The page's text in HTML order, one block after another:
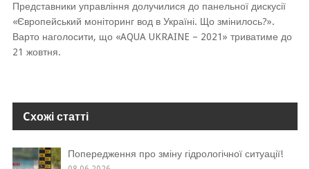
Представники управління долучилися до панельної дискусії
«Європейський моніторинг вод в Україні. Що змінилось?».
Варто наголосити, що «AQUA UKRAINE – 2021» триватиме до
21 жовтня.
Cхожі статті
Попередження про зміну гідрологічної ситуації!